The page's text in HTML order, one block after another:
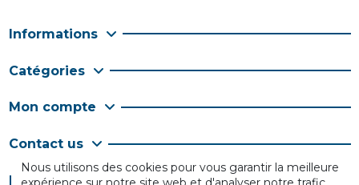
Informations
Catégories
Mon compte
Contact us
Follow us
Nous utilisons des cookies pour vous garantir la meilleure